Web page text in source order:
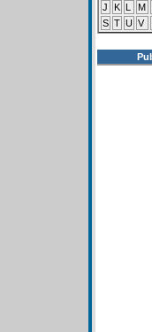
J
K L M
S T U V